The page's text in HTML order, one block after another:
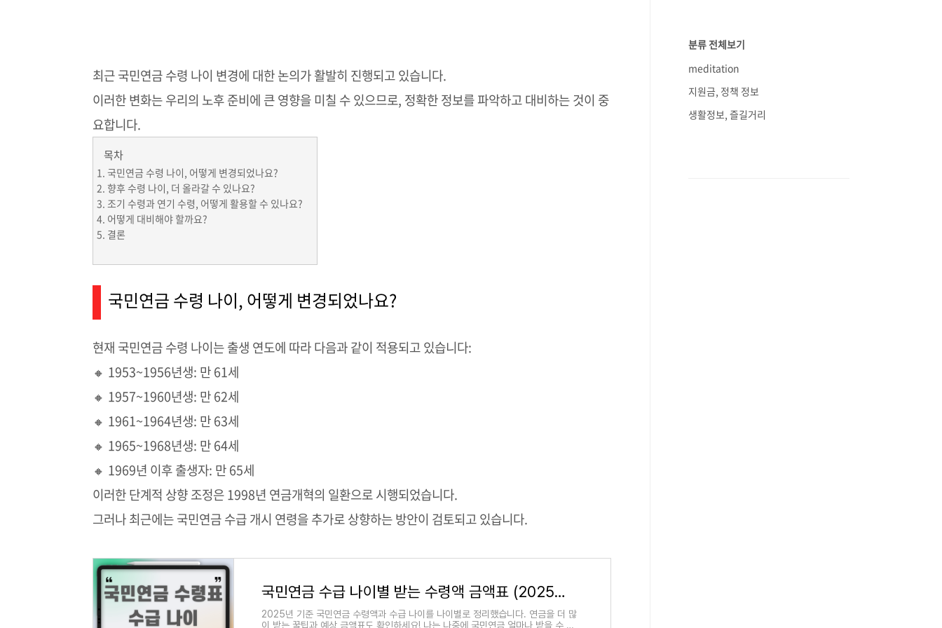
최근 국민연금 수령 나이 변경에 대한 논의가 활발히 진행되고 있습니다.
이러한 변화는 우리의 노후 준비에 큰 영향을 미칠 수 있으므로, 정확한 정보를 파악하고 대비하는 것이 중
요합니다.
목차
국민연금 수령 나이, 어떻게 변경되었나요?
향후 수령 나이, 더 올라갈 수 있나요?
조기 수령과 연기 수령, 어떻게 활용할 수 있나요?
어떻게 대비해야 할까요?
결론
국민연금 수령 나이, 어떻게 변경되었나요?
현재 국민연금 수령 나이는 출생 연도에 따라 다음과 같이 적용되고 있습니다:
🔸 1953~1956년생: 만 61세
🔸 1957~1960년생: 만 62세
🔸 1961~1964년생: 만 63세
🔸 1965~1968년생: 만 64세
🔸 1969년 이후 출생자: 만 65세
이러한 단계적 상향 조정은 1998년 연금개혁의 일환으로 시행되었습니다.
그러나 최근에는 국민연금 수급 개시 연령을 추가로 상향하는 방안이 검토되고 있습니다.
국민연금 수급 나이별 받는 수령액 금액표 (2025년 최신 기준)
2025년 기준 국민연금 수령액과 수급 나이를 나이별로 정리했습니다. 연금을 더 많
이 받는 꿀팁과 예상 금액표도 확인하세요! 나는 나중에 국민연금 얼마나 받을 수 있
분류 전체보기
meditation
지원금, 정책 정보
생활정보, 즐길거리